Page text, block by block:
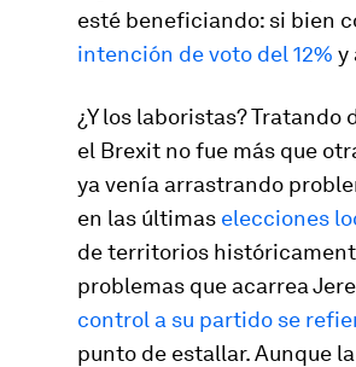
esté beneficiando: si bien
intención de voto del 12% y
¿Y los laboristas?
el Brexit no fue más que
ya venía arrastrando
en las últimas elecciones
de territorios
problemas que acarrea
control a su partido se
punto de estallar. Aunque